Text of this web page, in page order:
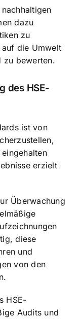
dazu
zu
die Umwelt
zu bewerten.
des HSE-
ist von
erzielt
Überwachung
diese
und
von den
HSE-
Audits und